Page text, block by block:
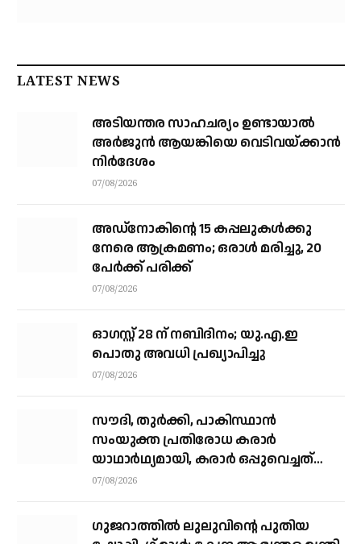
LATEST NEWS
അടിയന്തര സാഹചര്യം ഉണ്ടായാല്‍
അര്‍ജുന്‍ ആയങ്കിയെ വെടിവയ്ക്കാന്‍
നിര്‍ദേശം
07/08/2026
അഡ്നോകിന്റെ 15 കപ്പലുകള്‍ക്കു
നേരെ ആക്രമണം; ഒരാള്‍ മരിച്ചു, 20
പേര്‍ക്ക് പരിക്ക്
07/08/2026
ഓഗസ്റ്റ് 28 ന് നബിദിനം; യു.എ.ഇ
പൊതു അവധി പ്രഖ്യാപിച്ചു
07/08/2026
സൗദി, തുര്‍ക്കി, പാകിസ്ഥാന്‍
സംയുക്ത പ്രതിരോധ കരാര്‍
യാഥാര്‍ഥ്യമായി, കരാര്‍ ഒപ്പുവെച്ചത്
വിശുദ്ധ ഹറമിന്റെ ചാരത്ത്
07/08/2026
ഗുജറാത്തിൽ ലുലുവിന്റെ പുതിയ